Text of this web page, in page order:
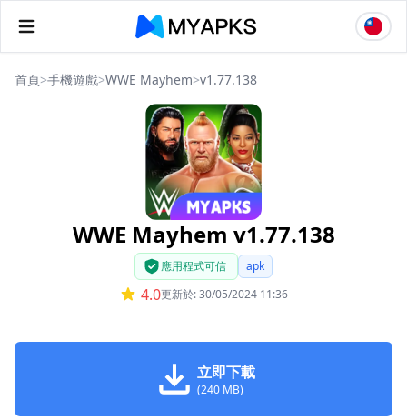
首頁>手機遊戲>WWE Mayhem>v1.77.138
WWE Mayhem v1.77.138
應用程式可信 apk
4.0更新於: 30/05/2024 11:36
立即下載
(240 MB)